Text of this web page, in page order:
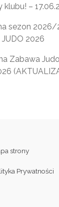
klubu! –
sezon 2026/
JUDO 2026
Zabawa Judo
strony
Prywatności